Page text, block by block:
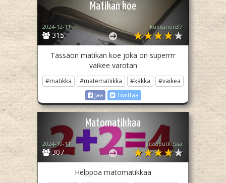
Matikan koe
315
2024-12-11 kukkanen37
Tässäon matikan koe joka on superrrr
vaikee varotan
#matikka #matematiikka #kakka
#vaikea
Jaa
Twiittaa
Matomatikkaa
307
2024-10-11 kissaputkessa
Helppoa matomatikkaa